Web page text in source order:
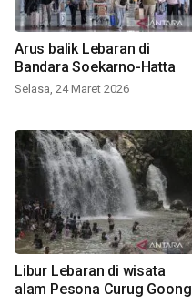
Arus balik Lebaran di
Bandara Soekarno-Hatta
Selasa, 24 Maret 2026
Libur Lebaran di wisata
alam Pesona Curug Goong